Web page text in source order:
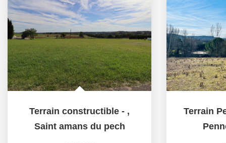
Terrain constructible - ,
Saint amans du pech
Terrain